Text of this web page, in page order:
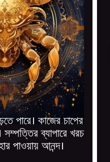
পারে। কাজের চাপের
ব্যাপারে খরচ
পাওয়ায় আনন্দ।